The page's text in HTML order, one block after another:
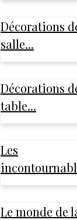
Décorations
salle...
Décorations
table...
Les
Le monde de